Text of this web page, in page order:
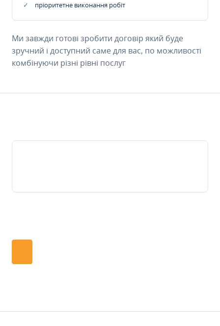
пріоритетне виконання робіт
Ми завжди готові зробити договір який буде
зручний і доступний саме для вас, по можливості
комбінуючи різні рівні послуг